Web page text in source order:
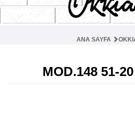
ANA SAYFA
MOD.148 51-